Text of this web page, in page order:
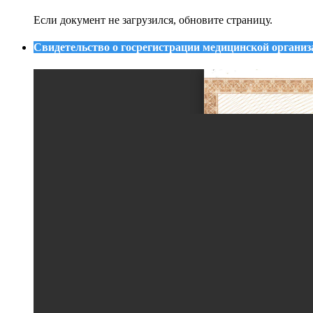
Если документ не загрузился, обновите страницу.
Свидетельство о госрегистрации медицинской